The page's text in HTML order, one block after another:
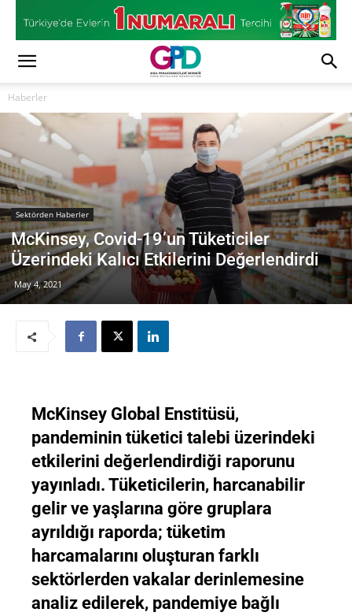
Haberler
Sektörden Haberler
McKinsey, Covid-19’un Tüketiciler
Üzerindeki Kalıcı Etkilerini Değerlendirdi
May 4, 2021
McKinsey Global Enstitüsü,
pandeminin tüketici talebi üzerindeki
etkilerini değerlendirdiği raporunu
yayınladı. Tüketicilerin, harcanabilir
gelir ve yaşlarına göre gruplara
ayrıldığı raporda; tüketim
harcamalarını oluşturan farklı
sektörlerden vakalar derinlemesine
analiz edilerek, pandemiye bağlı